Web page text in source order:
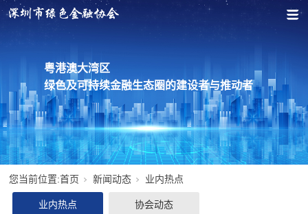
粤港澳大湾区
绿色及可持续金融生态圈的建设者与推动者
您当前位置:首页 新闻动态 业内热点
业内热点 协会动态